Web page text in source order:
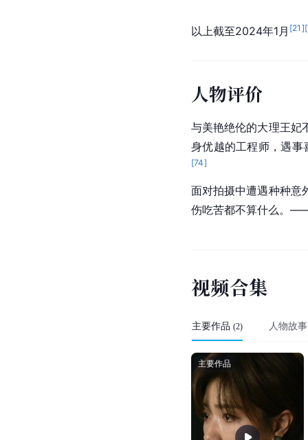
以上截至2024年1月 [21 ][
人物评价
与美艳绝伦的大理王妃
身优越的工程师，遇
[74]
面对拍摄中遭遇种种意
伤吃苦都不算什么。
视频合集
主要作品 (2) 人物故事
主要作品